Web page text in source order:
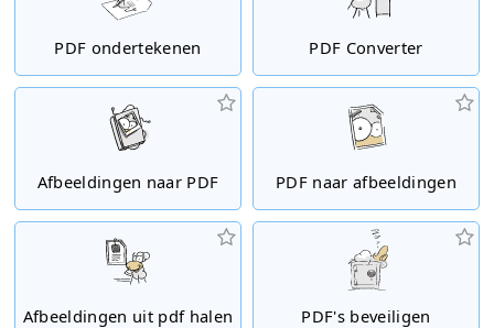
PDF ondertekenen PDF Converter
Afbeeldingen naar PDF PDF naar afbeeldingen
Afbeeldingen uit pdf halen PDF's beveiligen